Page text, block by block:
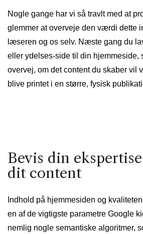
Nogle gange har vi så travlt med at
glemmer at overveje den værdi dette
læseren og os selv. Næste gang du
eller ydelses-side til din hjemmeside,
overvej, om det content du skaber vil
blive printet i en større, fysisk
Bevis din
dit content
Indhold på hjemmesiden og
en af de vigtigste parametre Google
nemlig nogle semantiske algoritmer,